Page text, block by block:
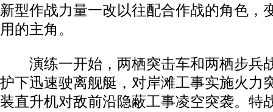
新型作战力量一改以往配合作战的角色，
用的主角。
演练一开始，两栖突击车和两栖步兵
护下迅速驶离舰艇，对岸滩工事实施火力
装直升机对敌前沿隐蔽工事凌空突袭。特